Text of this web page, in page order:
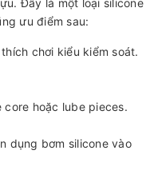
Đây là một loại silicone
ưu điểm sau:
chơi kiểu kiểm soát.
hoặc lube pieces.
dụng bơm silicone vào